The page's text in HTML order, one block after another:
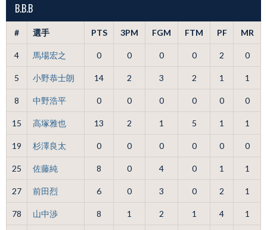
B.B.B
# 選手 PTS 3PM FGM FTM PF MR
4 馬場宏之 0 0 0 0 2 0
5 小野恭士朗 14 2 3 2 1 1
8 中野浩平 0 0 0 0 0 0
15 高塚雅也 13 2 1 5 1 1
19 杉澤良太 0 0 0 0 0 0
25 佐藤純 8 0 4 0 1 1
27 前田烈 6 0 3 0 2 1
78 山中渉 8 1 2 1 4 1